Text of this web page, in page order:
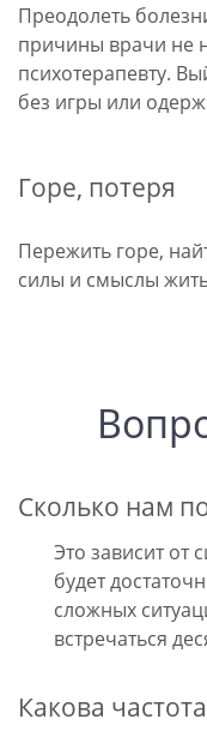
Преодолеть
причины врачи не
психотерапевту.
без игры или
Горе, потеря
Пережить горе,
силы и смыслы
Сколько нам
Это зависит от
будет
сложных
встречаться
Какова